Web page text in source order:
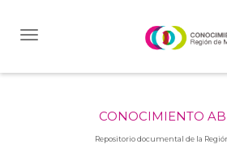
CONOCIMIENTO
Repositorio documental de la